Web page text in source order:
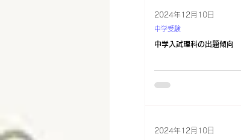
中学入試理科の出題傾向
中学受験
2024年12月10日
2024年12月10日